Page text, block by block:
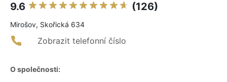
9.6 (126)
Mirošov, Skořická 634
Zobrazit telefonní číslo
O společnosti: